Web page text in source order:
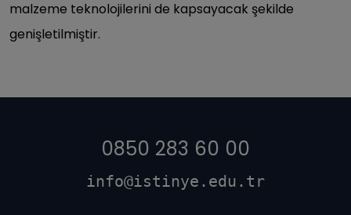
malzeme teknolojilerini de kapsayacak şekilde
genişletilmiştir.
0850 283 60 00
info@istinye.edu.tr